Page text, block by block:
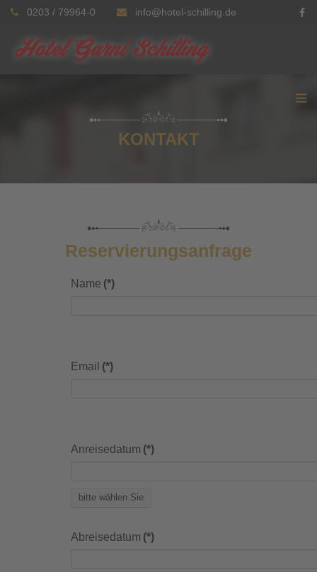
0203 / 79964-0 info@hotel-schilling.de
KONTAKT
Reservierungsanfrage
Name (*)
Email (*)
Anreisedatum (*)
bitte wählen Sie
Abreisedatum (*)